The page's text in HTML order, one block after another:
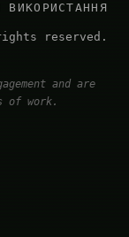
ВИКОРИСТАННЯ
reserved.
and are
of work.